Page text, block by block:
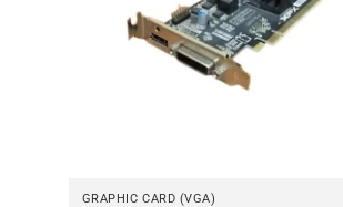
GRAPHIC CARD (VGA)